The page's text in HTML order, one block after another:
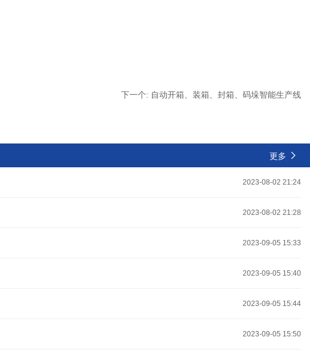
下一个: 自动开箱、装箱、封箱、码垛智能生产线
更多
2023-08-02 21:24
2023-08-02 21:28
2023-09-05 15:33
2023-09-05 15:40
2023-09-05 15:44
2023-09-05 15:50